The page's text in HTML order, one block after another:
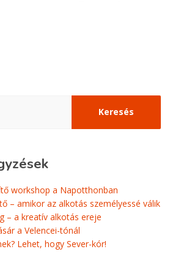
workshop a Napotthonban
– amikor az alkotás személyessé válik
– a kreatív alkotás ereje
a Velencei-tónál
Lehet, hogy Sever-kór!